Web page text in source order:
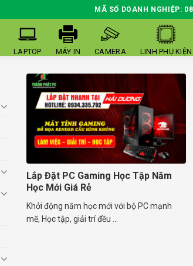
MÃ SỐ DOANH NGHIỆP:
LAPTOP MÁY IN CAMERA LINH PHỤ KIỆN
Lắp Đặt PC Gaming Học Tập Năm
Học Mới Giá Rẻ
Khởi động năm học mới với bộ PC mạnh
mẽ, Học tập, giải trí đều ...